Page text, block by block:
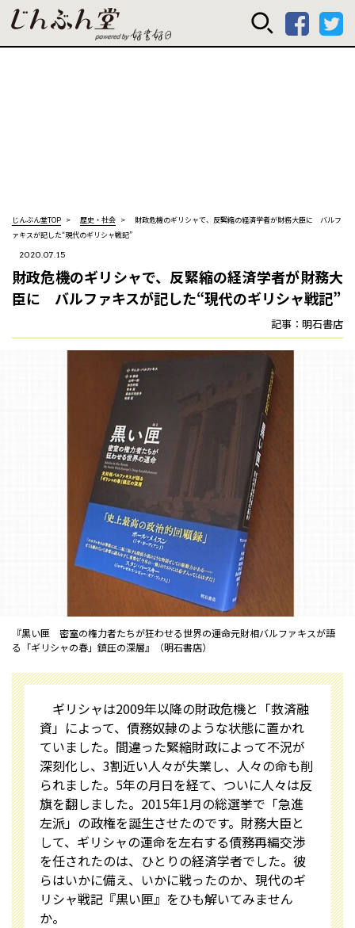
じんぶん堂
じんぶん堂TOP 歴史・社会
財政危機のギリシャで、反緊縮の経済学者が財務大臣に バルフ
ァキスが記した“現代のギリシャ戦記”
2020.07.15
財政危機のギリシャで、反緊縮の経済学者が財務大
臣に バルファキスが記した“現代のギリシャ戦記”
記事：明石書店
『黒い匣 密室の権力者たちが狂わせる世界の運命――元財相バルファキスが語
る「ギリシャの春」鎮圧の深層』（明石書店）
ギリシャは2009年以降の財政危機と「救済融
資」によって、債務奴隷のような状態に置かれ
ていました。間違った緊縮財政によって不況が
深刻化し、3割近い人々が失業し、人々の命も削
られました。5年の月日を経て、ついに人々は反
旗を翻しました。2015年1月の総選挙で「急進
左派」の政権を誕生させたのです。財務大臣と
して、ギリシャの運命を左右する債務再編交渉
を任されたのは、ひとりの経済学者でした。彼
らはいかに備え、いかに戦ったのか、現代のギ
リシャ戦記『黒い匣』をひも解いてみません
か。